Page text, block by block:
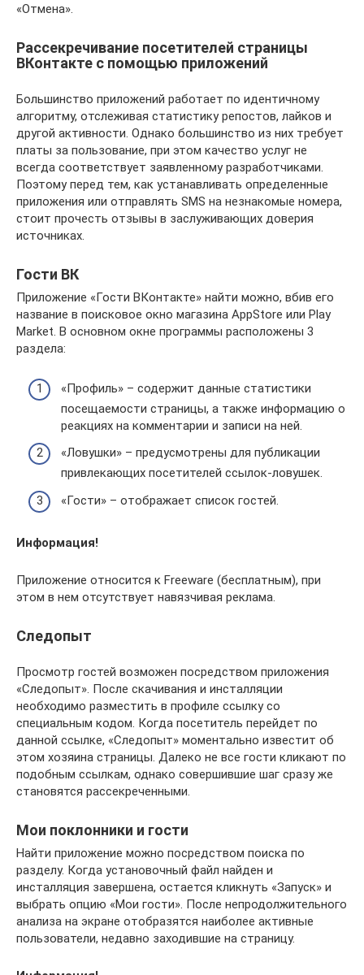
«Отмена».
Рассекречивание посетителей страницы
ВКонтакте с помощью приложений
Большинство приложений работает по идентичному
алгоритму, отслеживая статистику репостов, лайков и
другой активности. Однако большинство из них требует
платы за пользование, при этом качество услуг не
всегда соответствует заявленному разработчиками.
Поэтому перед тем, как устанавливать определенные
приложения или отправлять SMS на незнакомые номера,
стоит прочесть отзывы в заслуживающих доверия
источниках.
Гости ВК
Приложение «Гости ВКонтакте» найти можно, вбив его
название в поисковое окно магазина AppStore или Play
Market. В основном окне программы расположены 3
раздела:
«Профиль» – содержит данные статистики
посещаемости страницы, а также информацию о
реакциях на комментарии и записи на ней.
«Ловушки» – предусмотрены для публикации
привлекающих посетителей ссылок-ловушек.
«Гости» – отображает список гостей.
Информация!
Приложение относится к Freeware (бесплатным), при
этом в нем отсутствует навязчивая реклама.
Следопыт
Просмотр гостей возможен посредством приложения
«Следопыт». После скачивания и инсталляции
необходимо разместить в профиле ссылку со
специальным кодом. Когда посетитель перейдет по
данной ссылке, «Следопыт» моментально известит об
этом хозяина страницы. Далеко не все гости кликают по
подобным ссылкам, однако совершившие шаг сразу же
становятся рассекреченными.
Мои поклонники и гости
Найти приложение можно посредством поиска по
разделу. Когда установочный файл найден и
инсталляция завершена, остается кликнуть «Запуск» и
выбрать опцию «Мои гости». После непродолжительного
анализа на экране отобразятся наиболее активные
пользователи, недавно заходившие на страницу.